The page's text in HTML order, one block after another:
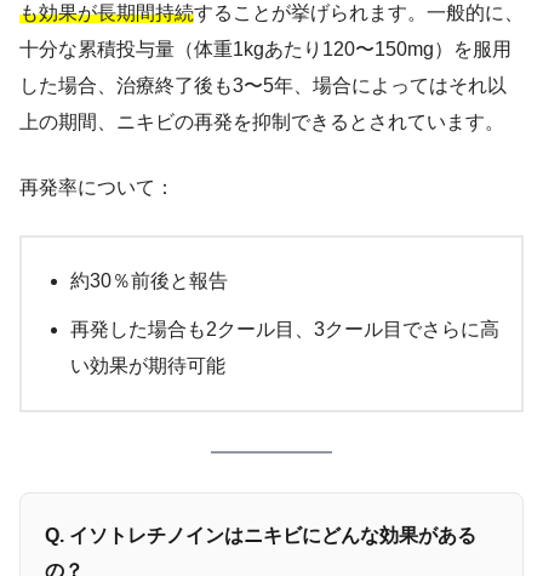
も効果が長期間持続することが挙げられます。一般的に、
十分な累積投与量（体重1kgあたり120〜150mg）を服用
した場合、治療終了後も3〜5年、場合によってはそれ以
上の期間、ニキビの再発を抑制できるとされています。
再発率について：
約30％前後と報告
再発した場合も2クール目、3クール目でさらに高
い効果が期待可能
Q. イソトレチノインはニキビにどんな効果がある
の？